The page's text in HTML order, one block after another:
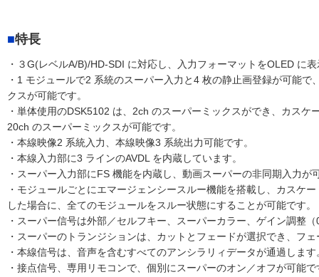
特長
・３G(レベルA/B)/HD-SDI に対応し、入力フォーマットをOLED に
・1 モジュールで2 系統のスーパー入力と4 枚の静止画登録が可能
クスが可能です。
・単体使用のDSK5102 は、2ch のスーパーミックスができ、カス
20ch のスーパーミックスが可能です。
・本線映像2 系統入力、本線映像3 系統出力可能です。
・本線入力部に3 ラインのAVDL を内蔵しています。
・スーパー入力部にFS 機能を内蔵し、動画スーパーの非同期入力
・モジュールごとにエマージェンシースルー機能を搭載し、カスケ
した場合に、全てのモジュールをスルー状態にすることが可能です。
・スーパー信号は外部／セルフキー、スーパーカラー、ゲイン調整
・スーパーのトランジションは、カットとフェードが選択でき、フ
・本線信号は、音声を含むすべてのアンシラリィデータが通過します
・接点信号、専用リモコンで、個別にスーパーのオン／オフが可能